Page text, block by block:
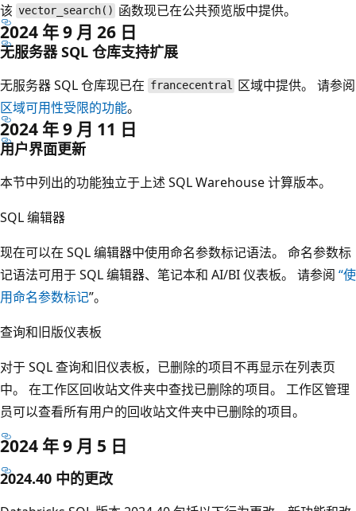
该 vector_search() 函数现已在公共预览版中提供。
2024 年 9 月 26 日
无服务器 SQL 仓库支持扩展
无服务器 SQL 仓库现已在 francecentral 区域中提供。 请参阅
区域可用性受限的功能。
2024 年 9 月 11 日
用户界面更新
本节中列出的功能独立于上述 SQL Warehouse 计算版本。
SQL 编辑器
现在可以在 SQL 编辑器中使用命名参数标记语法。 命名参数标
记语法可用于 SQL 编辑器、笔记本和 AI/BI 仪表板。 请参阅 “使
用命名参数标记”。
查询和旧版仪表板
对于 SQL 查询和旧仪表板，已删除的项目不再显示在列表页
中。 在工作区回收站文件夹中查找已删除的项目。 工作区管理
员可以查看所有用户的回收站文件夹中已删除的项目。
2024 年 9 月 5 日
2024.40 中的更改